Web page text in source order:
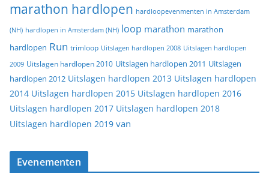
marathon hardlopen hardloopevenmenten in Amsterdam
(NH) hardlopen in Amsterdam (NH) loop marathon marathon
hardlopen Run trimloop Uitslagen hardlopen 2008 Uitslagen hardlopen
2009 Uitslagen hardlopen 2010 Uitslagen hardlopen 2011 Uitslagen
hardlopen 2012 Uitslagen hardlopen 2013 Uitslagen hardlopen
2014 Uitslagen hardlopen 2015 Uitslagen hardlopen 2016
Uitslagen hardlopen 2017 Uitslagen hardlopen 2018
Uitslagen hardlopen 2019 van
Evenementen